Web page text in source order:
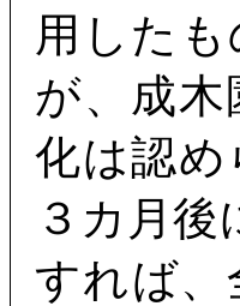
用した
が、成
化は認
３カ月後
すれば